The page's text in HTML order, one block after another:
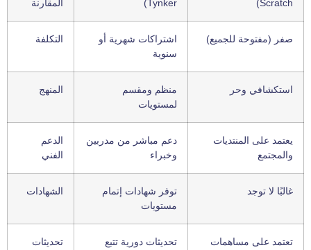
Scratch)
Tynker) المقارنة
صفر (مفتوحة للجميع)
اشتراكات شهرية أو
سنوية
التكلفة
استكشافي وحر
منظم ومقسم
لمستويات
المنهج
يعتمد على المنتديات
والمجتمع
دعم مباشر من مدربين
وخبراء
الدعم
الفني
غالبًا لا توجد
توفر شهادات إتمام
مستويات
الشهادات
تعتمد على مساهمات
تحديثات دورية تتبع
تحديثات